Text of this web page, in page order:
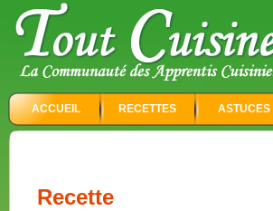
ACCUEIL RECETTES ASTUCES
Recette